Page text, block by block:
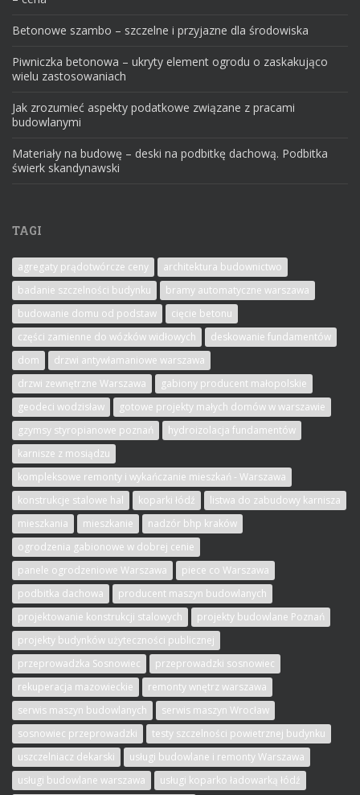
Betonowe szambo – szczelne i przyjazne dla środowiska
Piwniczka betonowa – ukryty element ogrodu o zaskakująco
wielu zastosowaniach
Jak zrozumieć aspekty podatkowe związane z pracami
budowlanymi
Materiały na budowę – deski na podbitkę dachową. Podbitka
świerk skandynawski
TAGI
agregaty prądotwórcze ceny
architektura budownictwo
badanie szczelności budynku
bramy automatyczne warszawa
budowanie domu od podstaw
cięcie betonu
części zamienne do wózków widłowych
deskowanie fundamentów
dom
drzwi antywłamaniowe warszawa
drzwi zewnętrzne Warszawa
gabiony producent małopolskie
geodeci wodzisław
gotowe projekty małych domów w warszawie
gzymsy styropianowe poznań
hydroizolacja fundamentów
karnisze z mosiądzu
kompleksowe remonty i wykańczanie mieszkań - Warszawa
konstrukcje stalowe hal
koparki łódź
listwa do zabudowy karnisza
mieszkania
mieszkanie
nadzór bhp kraków
ogrodzenia gabionowe w dobrej cenie
panele ogrodzeniowe Warszawa
piece co Warszawa
podbitka dachowa
producent maszyn budowlanych
projektowanie konstrukcji stalowych
projekty budowlane Poznań
projekty budynków użyteczności publicznej
przeprowadzka Sosnowiec
przeprowadzki sosnowiec
rekuperacja mazowieckie
remonty wnętrz warszawa
serwis maszyn budowlanych
serwis maszyn Wrocław
sosnowiec przeprowadzki
testy szczelności powietrznej budynku
uszczelniacz dekarski
usługi budowlane i remonty Warszawa
usługi budowlane warszawa
usługi koparko ładowarką łódź